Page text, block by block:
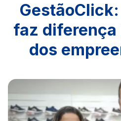
GestãoClick:
faz diferença
dos